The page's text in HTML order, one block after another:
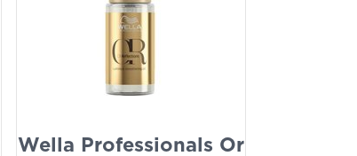
Wella Professionals Or